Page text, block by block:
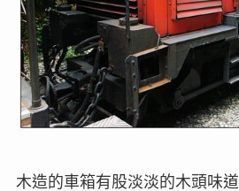
木造的車箱有股淡淡的木頭味道